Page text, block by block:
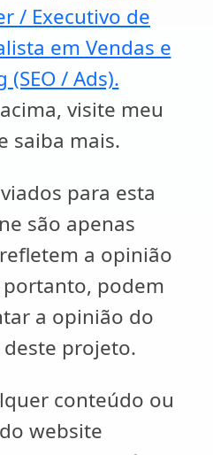
/ Executivo de
em Vendas e
/ Ads).
visite meu
saiba mais.
para esta
são apenas
a opinião
portanto, podem
a opinião do
projeto.
conteúdo ou
website